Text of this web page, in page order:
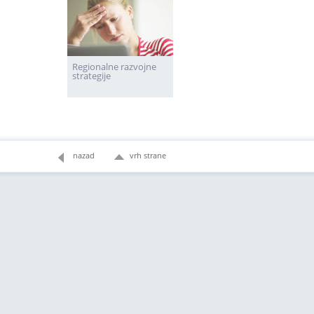
Regionalne razvojne
strategije
vrh strane
nazad